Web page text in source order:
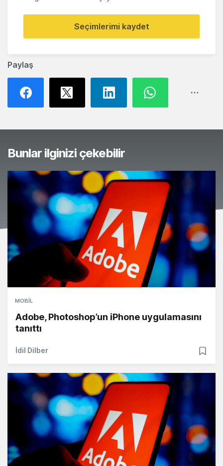
Paylaş
Seçimlerimi kaydet
Bunlar ilginizi çekebilir
MOBIL
Adobe, Photoshop’un iPhone uygulamasını
tanıttı
İdil Dilber